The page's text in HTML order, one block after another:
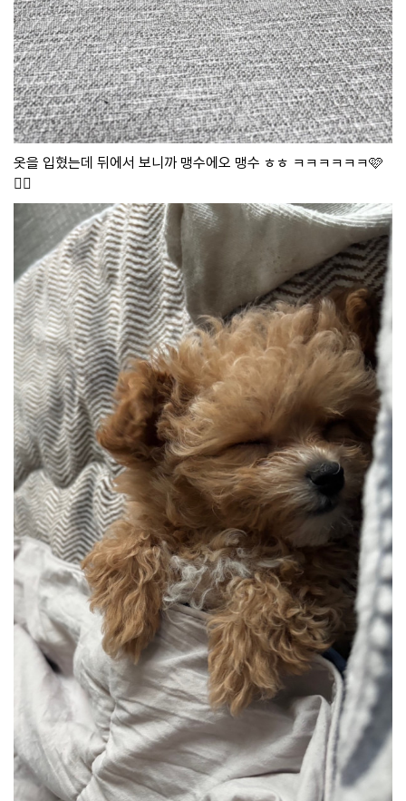
옷을 입혔는데 뒤에서 보니까 맹수에오 맹수 ㅎㅎ ㅋㅋㅋㅋㅋㅋ🩷
😶‍🌫️